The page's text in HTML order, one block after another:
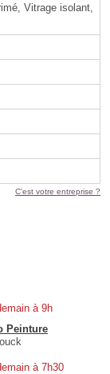
Vitrage isolant,
C'est votre entreprise ?
à 9h
Peinture
à 7h30